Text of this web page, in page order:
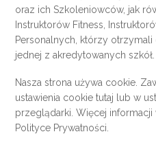
oraz ich Szkoleniowców, jak
Instruktorów Fitness,
Personalnych, którzy
jednej z akredytowanych szkół.
Nasza strona używa cookie.
ustawienia cookietutaj lub w
przeglądarki. Więcej informacji
Polityce Prywatności.